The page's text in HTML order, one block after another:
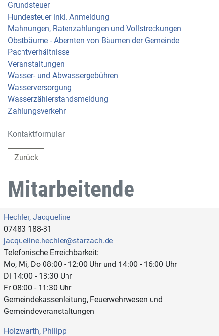
Grundsteuer
Hundesteuer inkl. Anmeldung
Mahnungen, Ratenzahlungen und Vollstreckungen
Obstbäume - Abernten von Bäumen der Gemeinde
Pachtverhältnisse
Veranstaltungen
Wasser- und Abwassergebühren
Wasserversorgung
Wasserzählerstandsmeldung
Zahlungsverkehr
Kontaktformular
Zurück
Mitarbeitende
Hechler, Jacqueline
07483 188-31
jacqueline.hechler@starzach.de
Telefonische Erreichbarkeit:
Mo, Mi, Do 08:00 - 12:00 Uhr und 14:00 - 16:00 Uhr
Di 14:00 - 18:30 Uhr
Fr 08:00 - 11:30 Uhr
Gemeindekassenleitung, Feuerwehrwesen und
Gemeindeveranstaltungen
Holzwarth, Philipp